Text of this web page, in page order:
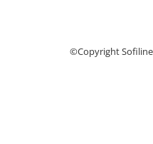
©Copyright